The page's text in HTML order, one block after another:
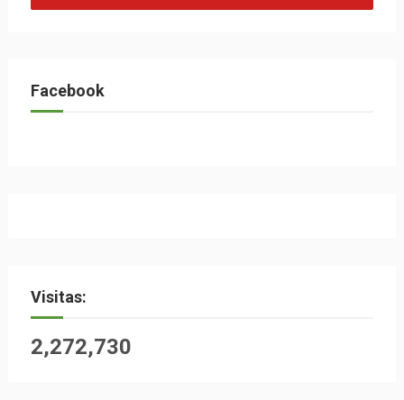
Facebook
Visitas:
2,272,730